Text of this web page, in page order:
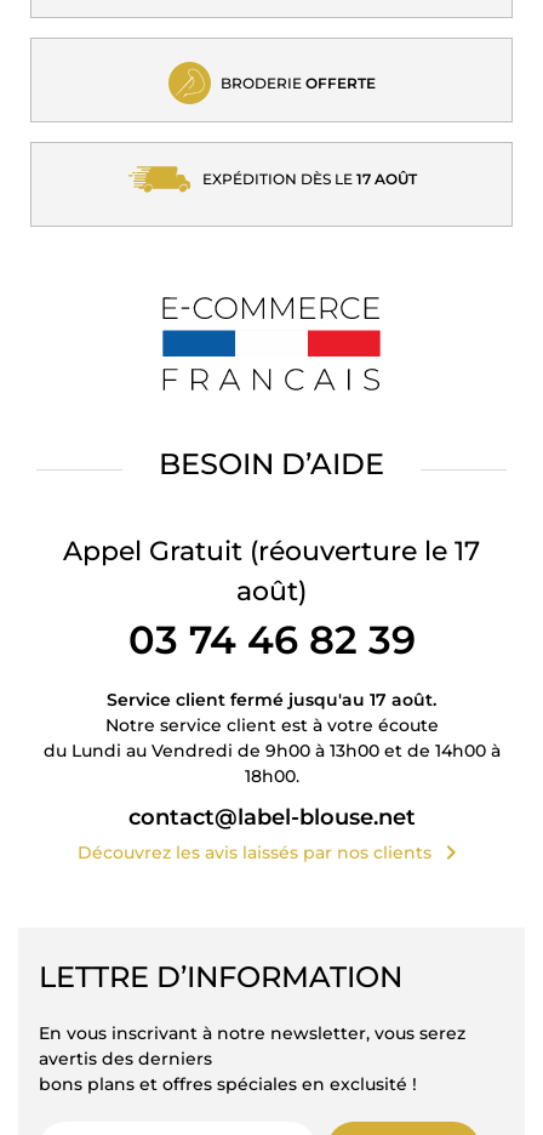
BRODERIE OFFERTE
EXPÉDITION DÈS LE 17 AOÛT
BESOIN D’AIDE
Appel Gratuit (réouverture le 17
août)
03 74 46 82 39
Service client fermé jusqu'au 17 août.
Notre service client est à votre écoute
du Lundi au Vendredi de 9h00 à 13h00 et de 14h00 à
18h00.
contact@label-blouse.net
Découvrez les avis laissés par nos clients chevron_right
LETTRE D’INFORMATION
En vous inscrivant à notre newsletter, vous serez
avertis des derniers
bons plans et offres spéciales en exclusité !